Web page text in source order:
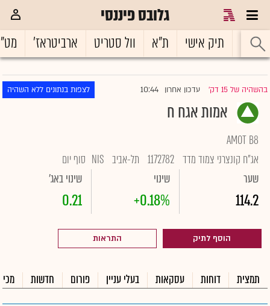
גלובס פיננסי
ראשי תיק אישי ת"א וול סטריט ארביטראז'
בהשהיה של 15 דק' |עדכון אחרון 10:44 לצפות בנתונים ללא השהיה
אמות אגח ח
AMOT B8
אג"ח קונצרני צמוד מדד 1172782 תל-אביב NIS סוף יום
שער
114.2
שינוי
+0.18%
שינוי באג'
0.21
הוסף לתיק התראות
תמצית דוחות עסקאות בעלי עניין פורום חדשות